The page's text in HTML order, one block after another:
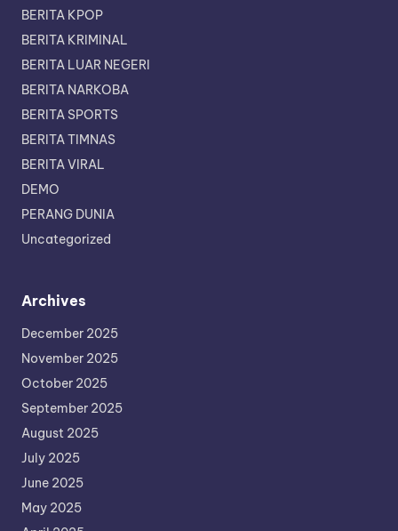
BERITA KPOP
BERITA KRIMINAL
BERITA LUAR NEGERI
BERITA NARKOBA
BERITA SPORTS
BERITA TIMNAS
BERITA VIRAL
DEMO
PERANG DUNIA
Uncategorized
Archives
December 2025
November 2025
October 2025
September 2025
August 2025
July 2025
June 2025
May 2025